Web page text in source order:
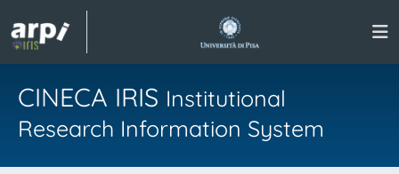
CINECA IRIS Institutional
Research Information System